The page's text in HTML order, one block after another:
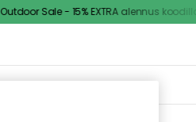
Sale - 15% EXTRA alennus koodilla